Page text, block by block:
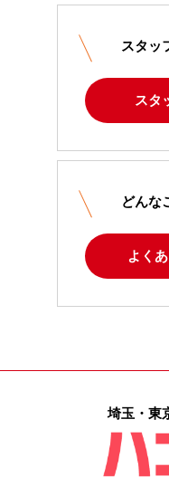
スタッ
スタ
どんな
よく
埼玉・東